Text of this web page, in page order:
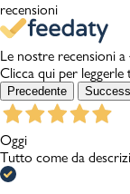
recensioni
Le nostre recensioni a
Clicca qui per leggerle
Precedente
Oggi
Tutto come da